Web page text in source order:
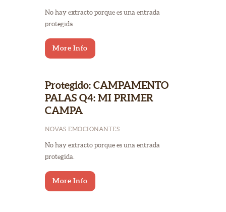
No hay extracto porque es una entrada
protegida.
More Info
Protegido: CAMPAMENTO
PALAS Q4: MI PRIMER
CAMPA
NOVAS EMOCIONANTES
No hay extracto porque es una entrada
protegida.
More Info